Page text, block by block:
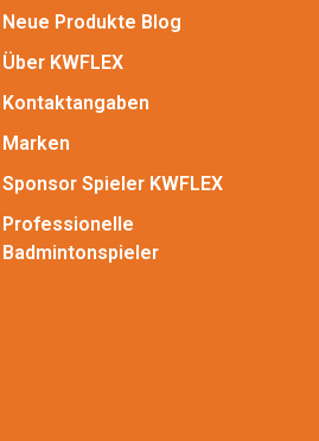
Neue Produkte Blog
Über KWFLEX
Kontaktangaben
Marken
Sponsor Spieler KWFLEX
Professionelle
Badmintonspieler